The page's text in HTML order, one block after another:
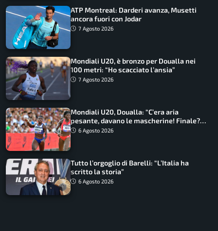
ATP Montreal: Darderi avanza, Musetti
ancora fuori con Jodar
7 Agosto 2026
Mondiali U20, è bronzo per Doualla nei
100 metri: “Ho scacciato l’ansia”
7 Agosto 2026
Mondiali U20, Doualla: “C’era aria
pesante, davano le mascherine! Finale?
Non ho nulla da perdere”
6 Agosto 2026
Tutto l’orgoglio di Barelli: “L’Italia ha
scritto la storia”
6 Agosto 2026